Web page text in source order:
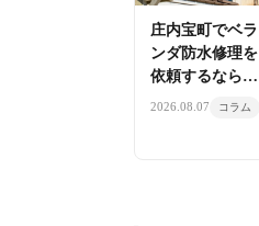
庄内宝町でベラ
ンダ防水修理を
依頼するなら株
式会社明康へ
2026.08.07 コラム